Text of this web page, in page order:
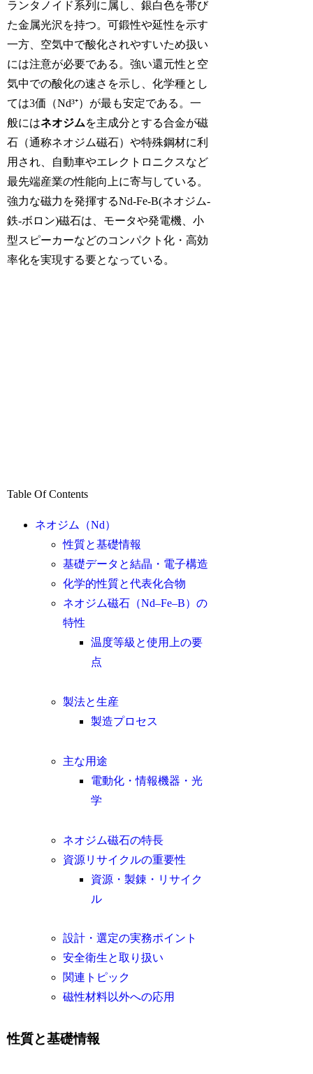
ランタノイド系列に属し、銀白色を帯び
た金属光沢を持つ。可鍛性や延性を示す
一方、空気中で酸化されやすいため扱い
には注意が必要である。強い還元性と空
気中での酸化の速さを示し、化学種とし
ては3価（Nd³⁺）が最も安定である。一
般にはネオジムを主成分とする合金が磁
石（通称ネオジム磁石）や特殊鋼材に利
用され、自動車やエレクトロニクスなど
最先端産業の性能向上に寄与している。
強力な磁力を発揮するNd-Fe-B(ネオジム-
鉄-ボロン)磁石は、モータや発電機、小
型スピーカーなどのコンパクト化・高効
率化を実現する要となっている。
Table Of Contents
ネオジム（Nd）
性質と基礎情報
基礎データと結晶・電子構造
化学的性質と代表化合物
ネオジム磁石（Nd–Fe–B）の
特性
温度等級と使用上の要
点
製法と生産
製造プロセス
主な用途
電動化・情報機器・光
学
ネオジム磁石の特長
資源リサイクルの重要性
資源・製錬・リサイク
ル
設計・選定の実務ポイント
安全衛生と取り扱い
関連トピック
磁性材料以外への応用
性質と基礎情報